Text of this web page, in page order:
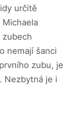
určitě
zubech
nemají šanci
zubu, je
Nezbytná je i